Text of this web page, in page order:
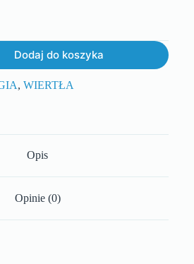
Dodaj do koszyka
, WIERTŁA
Opis
Opinie (0)